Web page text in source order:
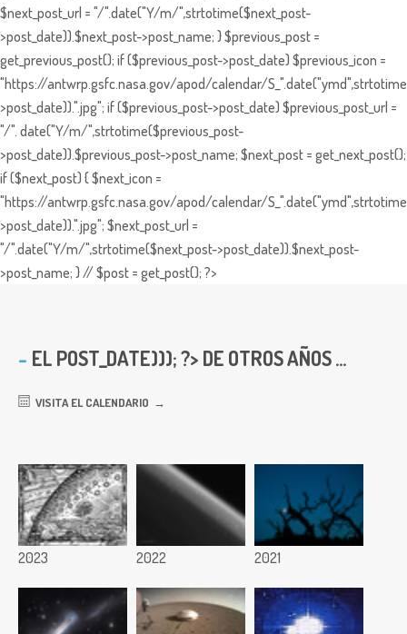
$next_post_url = "/".date("Y/m/",strtotime($next_post-
>post_date)).$next_post->post_name; } $previous_post =
get_previous_post(); if ($previous_post->post_date) $previous_icon =
"https://antwrp.gsfc.nasa.gov/apod/calendar/
>post_date)).".jpg"; if ($previous_post->post_date) $previous_post_url =
"/". date("Y/m/",strtotime($previous_post-
>post_date)).$previous_post->post_name; $next_post = get_next_post();
if ($next_post) { $next_icon =
"https://antwrp.gsfc.nasa.gov/apod/calendar/
>post_date)).".jpg"; $next_post_url =
"/".date("Y/m/",strtotime($next_post->post_date)).$next_post-
>post_name; } // $post = get_post(); ?>
EL POST_DATE))); ?> DE OTROS AÑOS ...
VISITA EL CALENDARIO
2023 2022 2021